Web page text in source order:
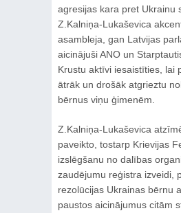
agresijas kara pret Ukrainu
Z.Kalniņa-Lukaševica
asambleja, gan Latvijas
aicinājuši ANO un
Krustu aktīvi iesaistīties, lai
ātrāk un drošāk atgrieztu
bērnus viņu ģimenēm.
Z.Kalniņa-Lukaševica
paveikto, tostarp Krievijas
izslēgšanu no dalības
zaudējumu reģistra izveidi,
rezolūcijas Ukrainas bērnu
paustos aicinājumus citām